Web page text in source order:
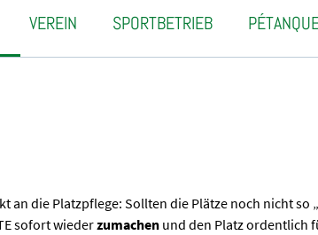
VEREIN SPORTBETRIEB
die Platzpflege: Sollten die Plätze noch nicht so
sofort wiederzumachen und den Platz ordentlich